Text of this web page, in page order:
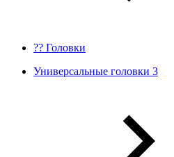
?? Головки
Универсальные головки 3